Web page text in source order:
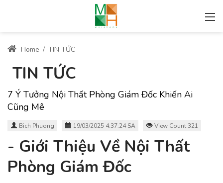
Home / TIN TỨC
TIN TỨC
7 Ý Tưởng Nội Thất Phòng Giám Đốc Khiến Ai
Cũng Mê
Bich Phuong 19/03/2025 4:37:24 SA View Count 321
- Giới Thiệu Về Nội Thất
Phòng Giám Đốc